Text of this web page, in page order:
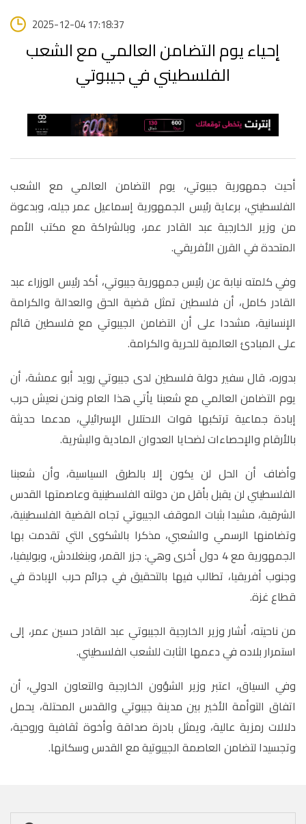
2025-12-04 17:18:37
إحياء يوم التضامن العالمي مع الشعب
الفلسطيني في جيبوتي
أحيت جمهورية جيبوتي، يوم التضامن العالمي مع الشعب
الفلسطيني، برعاية رئيس الجمهورية إسماعيل عمر جيله، وبدعوة
من وزير الخارجية عبد القادر عمر، وبالشراكة مع مكتب الأمم
المتحدة في القرن الأفريقي.
وفي كلمته نيابة عن رئيس جمهورية جيبوتي، أكد رئيس الوزراء عبد
القادر كامل، أن فلسطين تمثل قضية الحق والعدالة والكرامة
الإنسانية، مشددا على أن التضامن الجيبوتي مع فلسطين قائم
على المبادئ العالمية للحرية والكرامة.
بدوره، قال سفير دولة فلسطين لدى جيبوتي رويد أبو عمشة، أن
يوم التضامن العالمي مع شعبنا يأتي هذا العام ونحن نعيش حرب
إبادة جماعية ترتكبها قوات الاحتلال الإسرائيلي، مدعما حديثة
بالأرقام والإحصاءات لضحايا العدوان المادية والبشرية.
وأضاف أن الحل لن يكون إلا بالطرق السياسية، وأن شعبنا
الفلسطيني لن يقبل بأقل من دولته الفلسطينية وعاصمتها القدس
الشرقية، مشيدا بثبات الموقف الجيبوتي تجاه القضية الفلسطينية،
وتضامنها الرسمي والشعبي، مذكرا بالشكوى التي تقدمت بها
الجمهورية مع 4 دول أخرى وهي: جزر القمر، وبنغلادش، وبوليفيا،
وجنوب أفريقيا، تطالب فيها بالتحقيق في جرائم حرب الإبادة في
قطاع غزة.
من ناحيته، أشار وزير الخارجية الجيبوتي عبد القادر حسين عمر، إلى
استمرار بلاده في دعمها الثابت للشعب الفلسطيني.
وفي السياق، اعتبر وزير الشؤون الخارجية والتعاون الدولي، أن
اتفاق التوأمة الأخير بين مدينة جيبوتي والقدس المحتلة، يحمل
دلالات رمزية عالية، ويمثل بادرة صداقة وأخوة ثقافية وروحية،
وتجسيدا لتضامن العاصمة الجيبوتية مع القدس وسكانها.